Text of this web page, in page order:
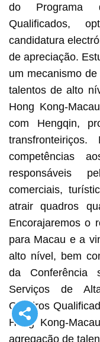
do Programa
Qualificados,
candidatura
de apreciação.
um mecanismo
talentos de alto
Hong Kong-
com Hengqin,
competências
responsáveis
comerciais,
atrair quadros
Encorajaremos o
para Macau e a
alto nível, bem
da Conferência
Serviços de
Quadros
Hong Kong-
agregação de